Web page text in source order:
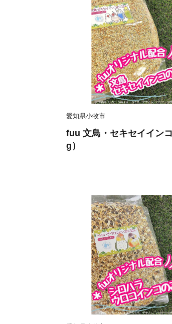
愛知県小牧市
fuu 文鳥・セキセイイン
g）